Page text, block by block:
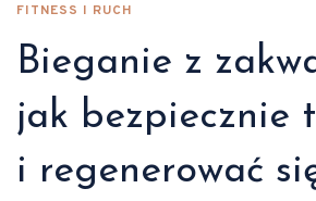
FITNESS I RUCH
Bieganie z
jak bezpiecznie
i regenerować